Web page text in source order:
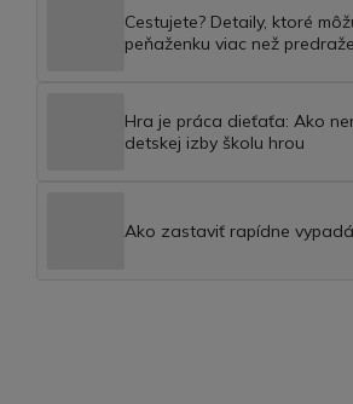
Cestujete? Detaily, ktoré
peňaženku viac než
Hra je práca dieťaťa: Ako
detskej izby školu hrou
Ako zastaviť rapídne